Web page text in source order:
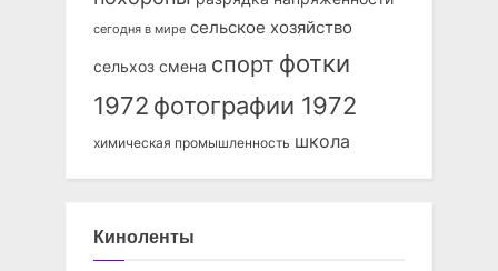
сегодня в мире сельское хозяйство
сельхоз смена спорт фотки
1972 фотографии 1972
химическая промышленность школа
Киноленты